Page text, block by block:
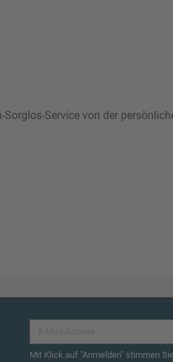
Service von der
Mit Klick auf "Anmelden" stimmen